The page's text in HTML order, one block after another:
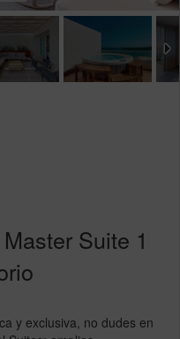
Suite 1
y exclusiva, no dudes en